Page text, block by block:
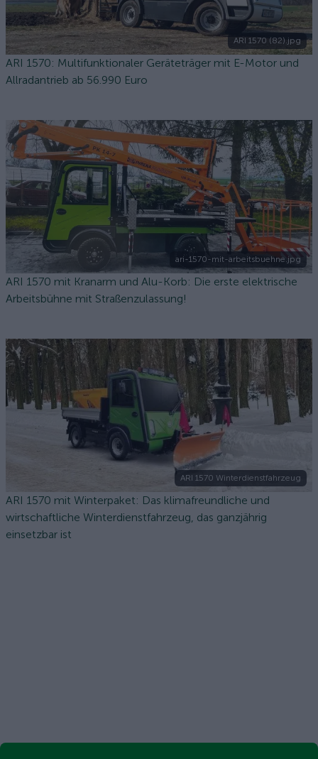
ARI 1570 (82).jpg
ARI 1570: Multifunktionaler Geräteträger mit E-Motor und
Allradantrieb ab 56.990 Euro
ari-1570-mit-arbeitsbuehne.jpg
ARI 1570 mit Kranarm und Alu-Korb: Die erste elektrische
Arbeitsbühne mit Straßenzulassung!
ARI 1570 Winterdienstfahrzeug
ARI 1570 mit Winterpaket: Das klimafreundliche und
wirtschaftliche Winterdienstfahrzeug, das ganzjährig
einsetzbar ist